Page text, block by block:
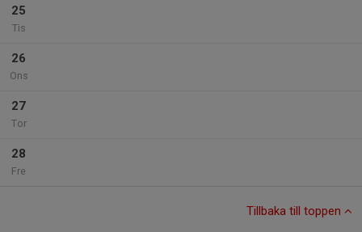
25
Tis
26
Ons
27
Tor
28
Fre
Tillbaka till toppen